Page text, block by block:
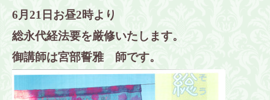
6月21日お昼2時より
総永代経法要を厳修いたします。
御講師は宮部誓雅 師です。